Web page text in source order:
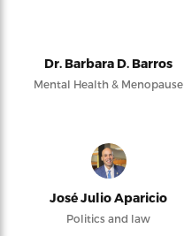
Dr. Barbara D. Barros
Mental Health & Menopause
José Julio Aparicio
Politics and law